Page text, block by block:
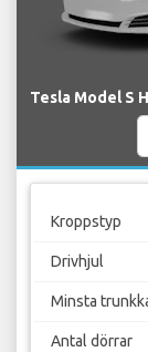
Tesla Model S
Kroppstyp
Drivhjul
Minsta
Antal dörrar